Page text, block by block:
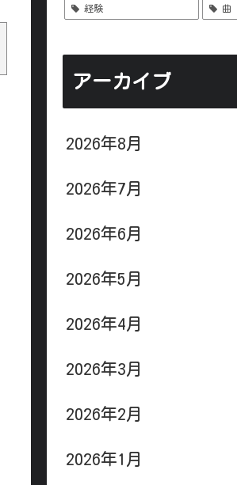
経験 曲
アーカイブ
2026年8月
2026年7月
2026年6月
2026年5月
2026年4月
2026年3月
2026年2月
2026年1月